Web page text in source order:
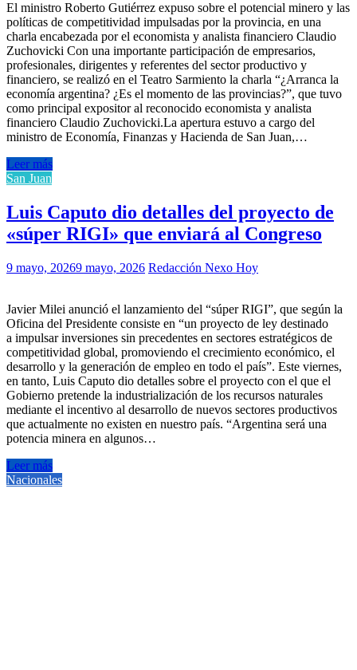
El ministro Roberto Gutiérrez expuso sobre el potencial minero y las
políticas de competitividad impulsadas por la provincia, en una
charla encabezada por el economista y analista financiero Claudio
Zuchovicki Con una importante participación de empresarios,
profesionales, dirigentes y referentes del sector productivo y
financiero, se realizó en el Teatro Sarmiento la charla “¿Arranca la
economía argentina? ¿Es el momento de las provincias?”, que tuvo
como principal expositor al reconocido economista y analista
financiero Claudio Zuchovicki.La apertura estuvo a cargo del
ministro de Economía, Finanzas y Hacienda de San Juan,…
Leer más
San Juan
Luis Caputo dio detalles del proyecto de
«súper RIGI» que enviará al Congreso
9 mayo, 20269 mayo, 2026 Redacción Nexo Hoy
Javier Milei anunció el lanzamiento del “súper RIGI”, que según la
Oficina del Presidente consiste en “un proyecto de ley destinado
a impulsar inversiones sin precedentes en sectores estratégicos de
competitividad global, promoviendo el crecimiento económico, el
desarrollo y la generación de empleo en todo el país”. Este viernes,
en tanto, Luis Caputo dio detalles sobre el proyecto con el que el
Gobierno pretende la industrialización de los recursos naturales
mediante el incentivo al desarrollo de nuevos sectores productivos
que actualmente no existen en nuestro país. “Argentina será una
potencia minera en algunos…
Leer más
Nacionales